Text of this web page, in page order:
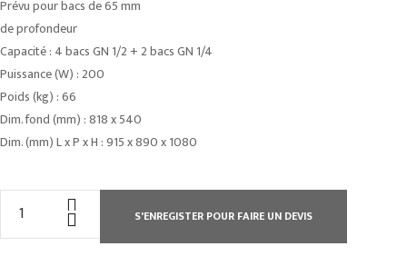
Prévu pour bacs de 65 mm
de profondeur
Capacité : 4 bacs GN 1/2 + 2 bacs GN 1/4
Puissance (W) : 200
Poids (kg) : 66
Dim. fond (mm) : 818 x 540
Dim. (mm) L x P x H : 915 x 890 x 1080
S'ENREGISTER POUR FAIRE UN DEVIS